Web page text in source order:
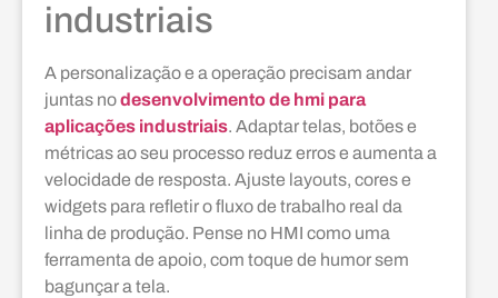
industriais
A personalização e a operação precisam andar
juntas nodesenvolvimento de hmi para
aplicações industriais. Adaptar telas, botões e
métricas ao seu processo reduz erros e aumenta a
velocidade de resposta. Ajuste layouts, cores e
widgets para refletir o fluxo de trabalho real da
linha de produção. Pense no HMI como uma
ferramenta de apoio, com toque de humor sem
bagunçar a tela.